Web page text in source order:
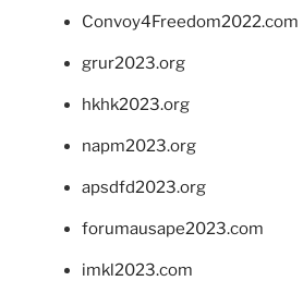
Convoy4Freedom2022.com
grur2023.org
hkhk2023.org
napm2023.org
apsdfd2023.org
forumausape2023.com
imkl2023.com